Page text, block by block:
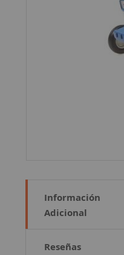
Información
Adicional
Reseñas